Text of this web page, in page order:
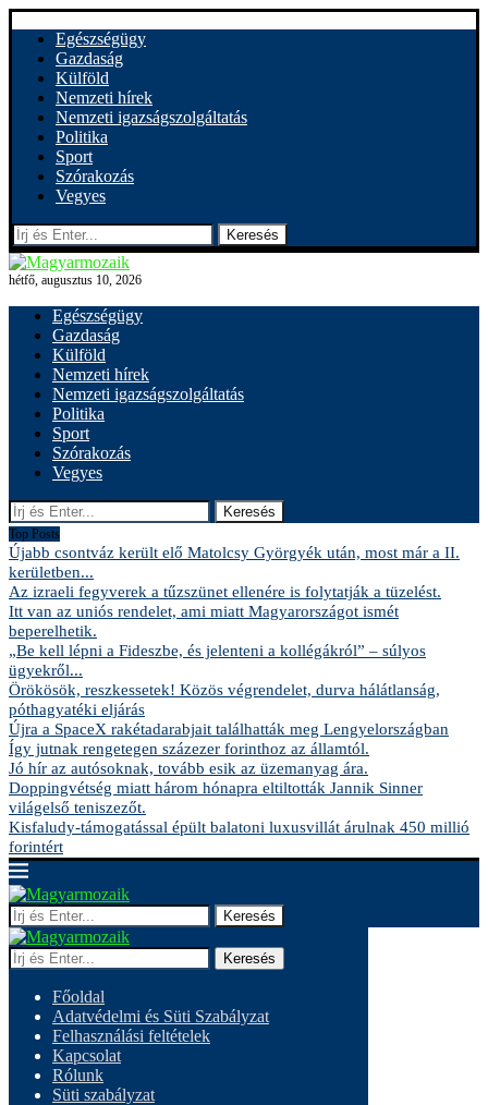
Egészségügy
Gazdaság
Külföld
Nemzeti hírek
Nemzeti igazságszolgáltatás
Politika
Sport
Szórakozás
Vegyes
Keresés
hétfő, augusztus 10, 2026
Egészségügy
Gazdaság
Külföld
Nemzeti hírek
Nemzeti igazságszolgáltatás
Politika
Sport
Szórakozás
Vegyes
Keresés
Top Posts
Újabb csontváz került elő Matolcsy Györgyék után, most már a II.
kerületben...
Az izraeli fegyverek a tűzszünet ellenére is folytatják a tüzelést.
Itt van az uniós rendelet, ami miatt Magyarországot ismét
beperelhetik.
„Be kell lépni a Fideszbe, és jelenteni a kollégákról” – súlyos
ügyekről...
Örökösök, reszkessetek! Közös végrendelet, durva hálátlanság,
póthagyatéki eljárás
Újra a SpaceX rakétadarabjait találhatták meg Lengyelországban
Így jutnak rengetegen százezer forinthoz az államtól.
Jó hír az autósoknak, tovább esik az üzemanyag ára.
Doppingvétség miatt három hónapra eltiltották Jannik Sinner
világelső teniszezőt.
Kisfaludy-támogatással épült balatoni luxusvillát árulnak 450 millió
forintért
Keresés
Keresés
Főoldal
Adatvédelmi és Süti Szabályzat
Felhasználási feltételek
Kapcsolat
Rólunk
Süti szabályzat